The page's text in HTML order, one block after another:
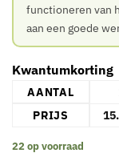
functioneren van
aan een goede
Kwantumkorting
AANTAL
PRIJS
22 op voorraad